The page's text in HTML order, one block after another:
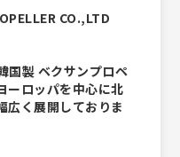
CO.,LTD
国製 ベクサンプロペ
ーロッパを中心に北
広く展開しておりま